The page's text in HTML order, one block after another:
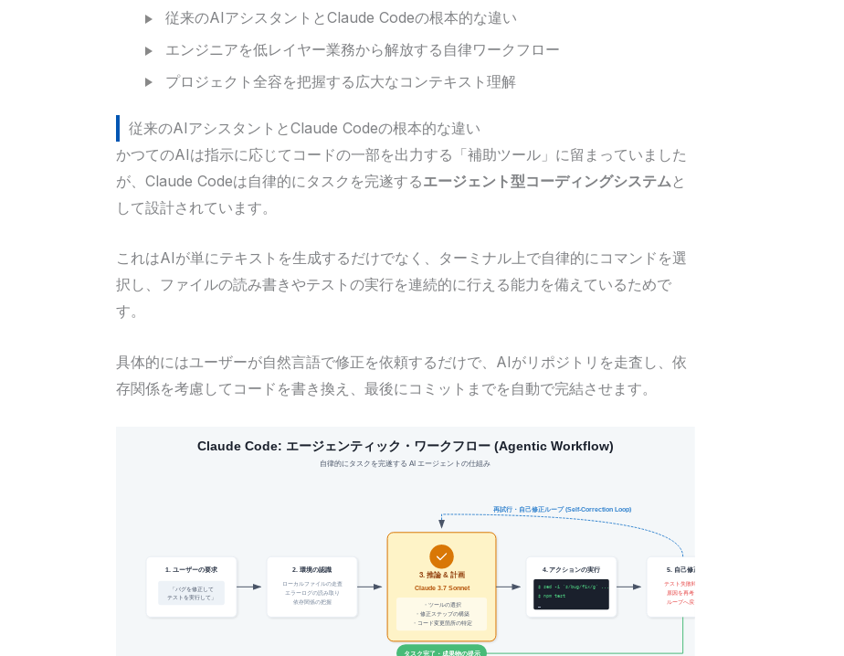
従来のAIアシスタントとClaude Codeの根本的な違い
エンジニアを低レイヤー業務から解放する自律ワークフロー
プロジェクト全容を把握する広大なコンテキスト理解
従来のAIアシスタントとClaude Codeの根本的な違い
かつてのAIは指示に応じてコードの一部を出力する「補助ツール」に留まっていました
が、Claude Codeは自律的にタスクを完遂するエージェント型コーディングシステム と
して設計されています。
これはAIが単にテキストを生成するだけでなく、ターミナル上で自律的にコマンドを選
択し、ファイルの読み書きやテストの実行を連続的に行える能力を備えているためで
す。
具体的にはユーザーが自然言語で修正を依頼するだけで、AIがリポジトリを走査し、依
存関係を考慮してコードを書き換え、最後にコミットまでを自動で完結させます。